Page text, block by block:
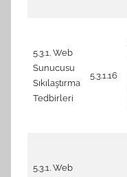
5.3.1. Web
Sunucusu
Sıkılaştırma
Tedbirleri
5.3.1.16
5.3.1. Web